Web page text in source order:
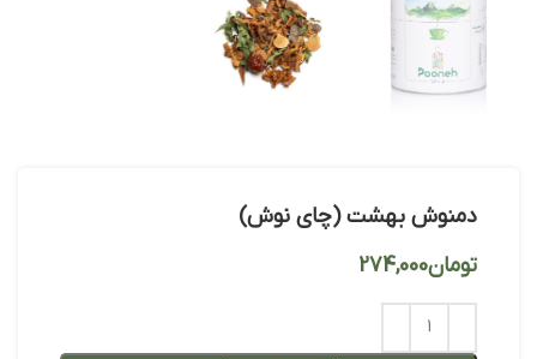
دمنوش بهشت (چای نوش)
تومان